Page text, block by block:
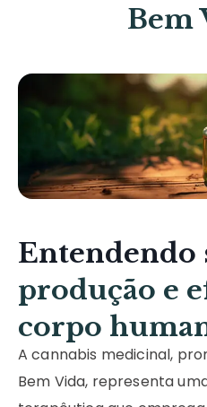
Bem
Entendendo
produção e
corpo
A cannabis medicinal,
Bem Vida, representa